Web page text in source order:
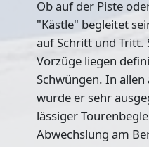
Ob auf der Piste
"Kästle" begleitet
auf Schritt und Tritt.
Vorzüge liegen
Schwüngen. In
wurde er sehr
lässiger
Abwechslung am